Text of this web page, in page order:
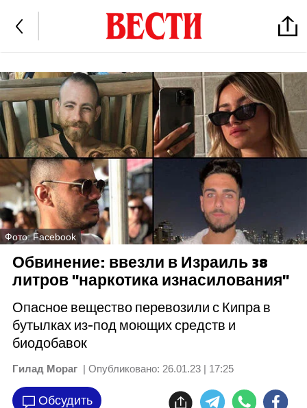
Фото: Facebook
Обвинение: ввезли в Израиль 38
литров "наркотика изнасилования"
Опасное вещество перевозили с Кипра в
бутылках из-под моющих средств и
биодобавок
Гилад Мораг | Опубликовано: 26.01.23 | 17:25
Обсудить